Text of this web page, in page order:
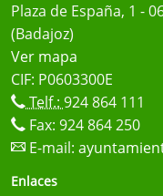
Plaza de España, 1 -
(Badajoz)
Ver mapa
CIF: P0603300E
Telf.: 924 864 111
Fax: 924 864 250
E-mail:
Enlaces